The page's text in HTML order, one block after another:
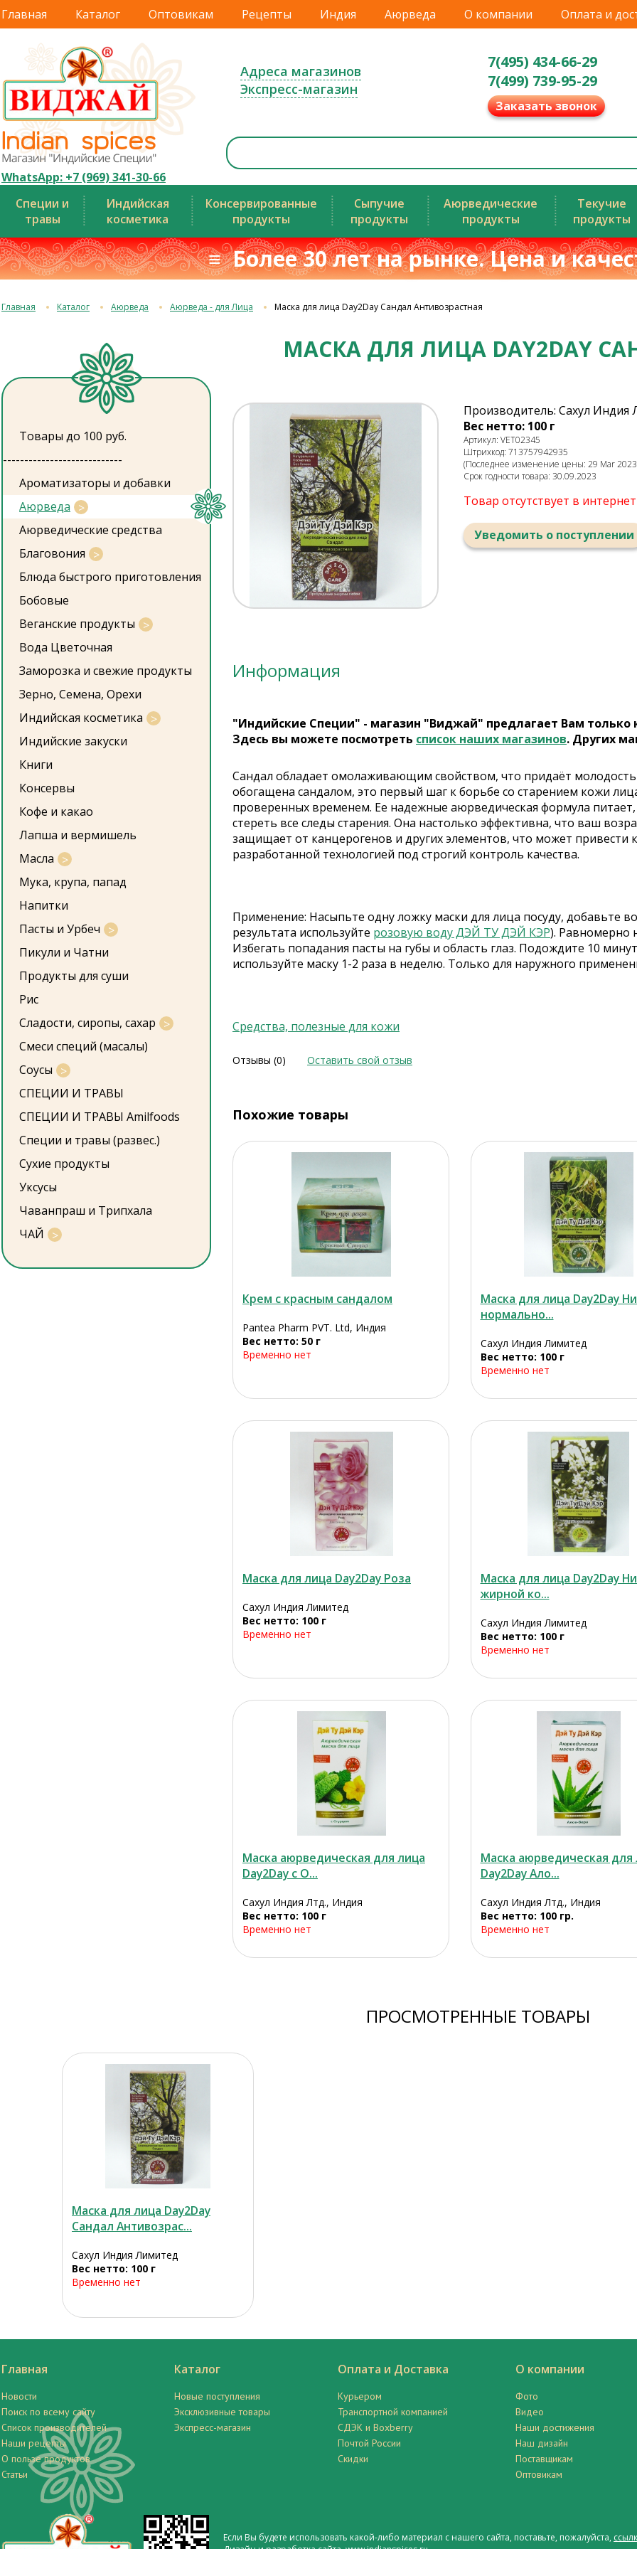
Главная Каталог Оптовикам Рецепты Индия Аюрведа О компании Оплата и
WhatsApp: +7 (969) 341-30-66
Адреса магазинов
Экспресс-магазин
7(495) 434-66-29
7(499) 739-95-29
Заказать звонок
Специи и
травы
Индийская
косметика
Консервированные
продукты
Сыпучие
продукты
Аюрведические
продукты
Текучие
продукты
≡ Более 30 лет на рынке. Цена и
Главная Каталог Аюрведа Аюрведа - для Лица Маска для лица Day2Day Сандал Антивозрастная
Товары до 100 руб.
----------------------------
Ароматизаторы и добавки
Аюрведа
Аюрведические средства
Благовония
Блюда быстрого приготовления
Бобовые
Веганские продукты
Вода Цветочная
Заморозка и свежие продукты
Зерно, Семена, Орехи
Индийская косметика
Индийские закуски
Книги
Консервы
Кофе и какао
Лапша и вермишель
Масла
Мука, крупа, папад
Напитки
Пасты и Урбеч
Пикули и Чатни
Продукты для суши
Рис
Сладости, сиропы, сахар
Смеси специй (масалы)
Соусы
СПЕЦИИ И ТРАВЫ
СПЕЦИИ И ТРАВЫ Amilfoods
Специи и травы (развес.)
Сухие продукты
Уксусы
Чаванпраш и Трипхала
ЧАЙ
МАСКА ДЛЯ ЛИЦА DAY2DAY
Производитель: Сахул Индия
Вес нетто: 100 г
Артикул: VET02345
Штрихкод: 713757942935
(Последнее изменение цены: 29 Mar
Срок годности товара: 30.09.2023
Товар отсутствует в
Уведомить о поступлении
Информация
"Индийские Специи" - магазин "Виджай" предлагает Вам
Здесь вы можете посмотреть список наших магазинов. Других
Сандал обладает омолаживающим свойством, что придаёт
обогащена сандалом, это первый шаг к борьбе со старением кожи
проверенных временем. Ее надежные аюрведическая формула питает,
стереть все следы старения. Она настолько эффективна, что ваш
защищает от канцерогенов и других элементов, что может привести
разработанной технологией под строгий контроль качества.
Применение: Насыпьте одну ложку маски для лица посуду, добавьте
результата используйте розовую воду ДЭЙ ТУ ДЭЙ КЭР). Равномерно
Избегать попадания пасты на губы и область глаз. Подождите 10
используйте маску 1-2 раза в неделю. Только для наружного
Средства, полезные для кожи
Отзывы (0) Оставить свой отзыв
Похожие товары
Крем с красным сандалом
Pantea Pharm PVT. Ltd, Индия
Вес нетто: 50 г
Временно нет
Маска для лица Day2Day
нормально...
Сахул Индия Лимитед
Вес нетто: 100 г
Временно нет
Маска для лица Day2Day Роза
Сахул Индия Лимитед
Вес нетто: 100 г
Временно нет
Маска для лица Day2Day
жирной ко...
Сахул Индия Лимитед
Вес нетто: 100 г
Временно нет
Маска аюрведическая для лица
Day2Day с О...
Сахул Индия Лтд., Индия
Вес нетто: 100 г
Временно нет
Маска аюрведическая для
Day2Day Ало...
Сахул Индия Лтд., Индия
Вес нетто: 100 гр.
Временно нет
ПРОСМОТРЕННЫЕ ТОВАРЫ
Маска для лица Day2Day
Сандал Антивозрас...
Сахул Индия Лимитед
Вес нетто: 100 г
Временно нет
Главная
Новости
Поиск по всему сайту
Список производителей
Наши рецепты
О пользе продуктов
Статьи
Каталог
Новые поступления
Эксклюзивные товары
Экспресс-магазин
Оплата и Доставка
Курьером
Транспортной компанией
СДЭК и Boxberry
Почтой России
Скидки
О компании
Фото
Видео
Наши достижения
Наш дизайн
Поставщикам
Оптовикам
Если Вы будете использовать какой-либо материал с нашего сайта, поставьте, пожалуйста,